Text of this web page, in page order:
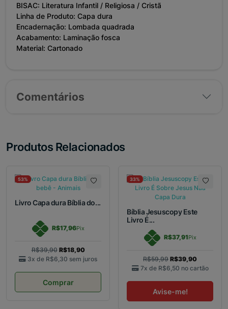
BISAC: Literatura Infantil / Religiosa / Cristã
Linha de Produto: Capa dura
Encadernação: Lombada quadrada
Acabamento: Laminação fosca
Material: Cartonado
Comentários
Produtos Relacionados
53%
Livro Capa dura Bíblia do...
R$17,96Pix
R$39,90 R$18,90
3x de R$6,30 sem juros
Comprar
33%
Bíblia Jesuscopy Este
Livro É...
R$37,91Pix
R$59,99 R$39,90
7x de R$6,50 no cartão
Avise-me!